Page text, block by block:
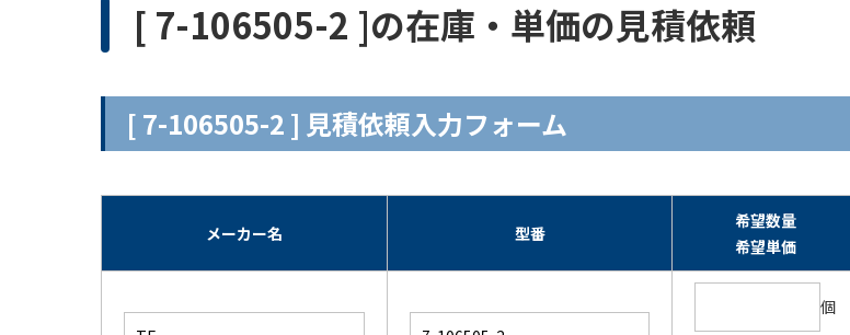
[ 7-106505-2 ]の在庫・単価の見積依頼
[ 7-106505-2 ] 見積依頼入力フォーム
メーカー名 型番
希望数量
希望単価
個